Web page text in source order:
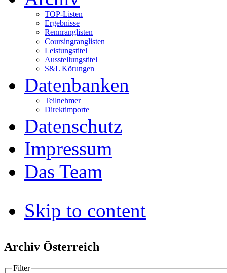
TOP-Listen
Ergebnisse
Rennranglisten
Coursingranglisten
Leistungstitel
Ausstellungstitel
S&L Körungen
Datenbanken
Teilnehmer
Direktimporte
Datenschutz
Impressum
Das Team
Skip to content
Archiv Österreich
Filter